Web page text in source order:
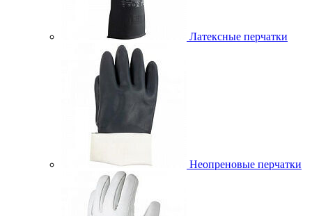
Латексные перчатки
Неопреновые перчатки